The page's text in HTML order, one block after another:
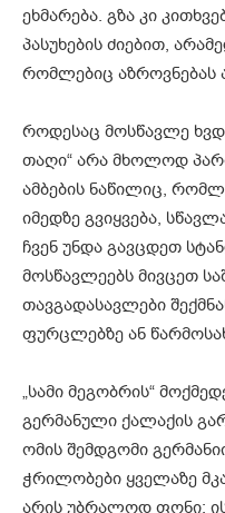
ეხმარება. გზა კი
პასუხების ძიებით,
რომლებიც აზროვნებას
როდესაც მოსწავლე
თაღი“ არა მხოლოდ
ამბების ნაწილიც,
იმედზე გვიყვება,
ჩვენ უნდა გავცდეთ
მოსწავლეებს მივცეთ
თავგადასავლები
ფურცლებზე ან
„სამი მეგობრის“
გერმანული ქალაქის
ომის შემდგომი
ჭრილობები ყველაზე
არის უბრალოდ ფონი;